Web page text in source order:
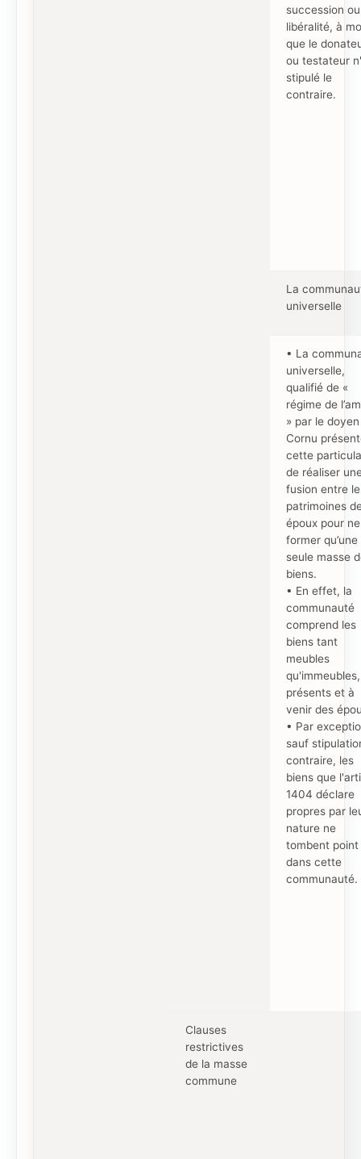
succession ou
libéralité, à
que le
ou testateur
stipulé le
contraire.
La
universelle
• La
universelle,
qualifié de «
régime de
» par le doyen
Cornu
cette
de réaliser
fusion entre
patrimoines
époux pour ne
former qu’une
seule masse
biens.
• En effet, la
communauté
comprend les
biens tant
meubles
qu'immeubles,
présents et à
venir des
• Par
sauf
contraire, les
biens que
1404 déclare
propres par
nature ne
tombent point
dans cette
communauté.
Clauses
restrictives
de la masse
commune